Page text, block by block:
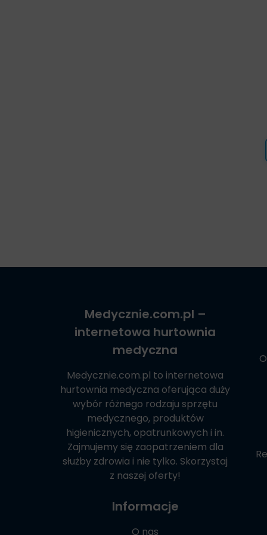
Medycznie.com.pl –
internetowa hurtownia
medyczna
Medycznie.com.pl to internetowa
hurtownia medyczna oferująca duży
wybór różnego rodzaju sprzętu
medycznego, produktów
higienicznych, opatrunkowych i in.
Zajmujemy się zaopatrzeniem dla
służby zdrowia i nie tylko. Skorzystaj
z naszej oferty!
Informacje
O nas